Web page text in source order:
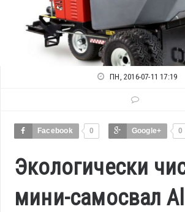
ПН, 2016-07-11 17:19
Facebook 0 Google+ 0
Экологически
мини-самосвал